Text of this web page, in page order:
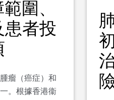
圍、
患者投
瘤（癌症）和
。根據香港衞